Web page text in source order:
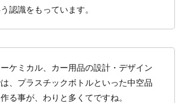
認識をもっています。
ケミカル、カー用品の設計・デザイン
、プラスチックボトルといった中空品
る事が、わりと多くてですね。